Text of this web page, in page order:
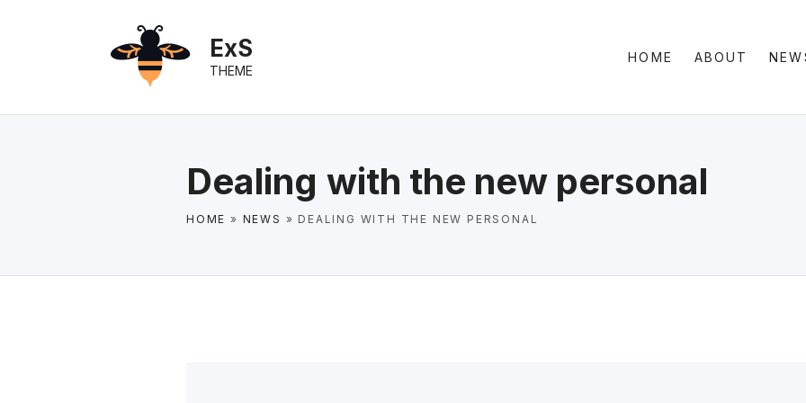
n
ExS
THEME
HOME ABOUT
Dealing with the new personal
HOME » NEWS » DEALING WITH THE NEW PERSONAL